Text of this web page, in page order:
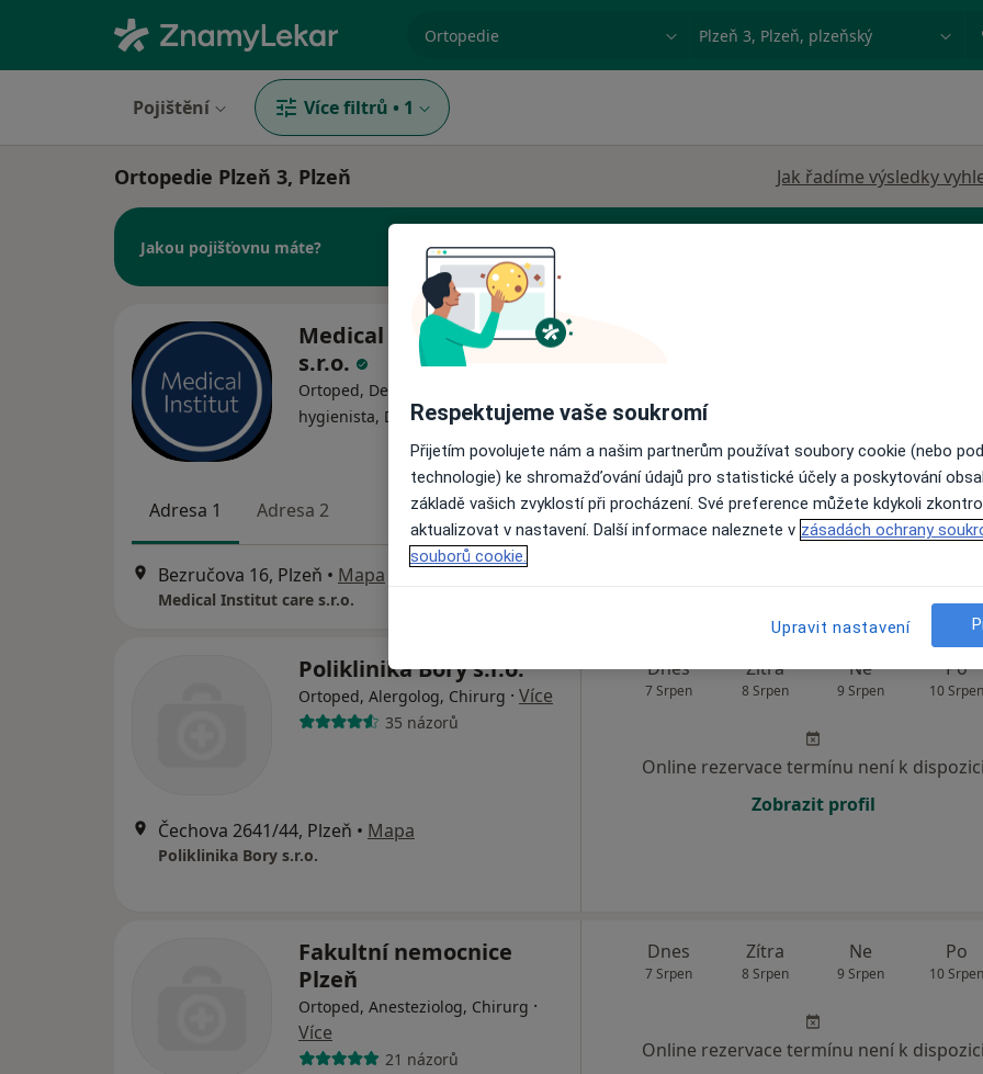
Město nebo region
Pojištění Více filtrů • 1
Ortopedie Plzeň 3, Plzeň Jak řadíme výsledky
Jakou pojišťovnu máte?
Medical Institut care
s.r.o.
Ortoped, Dentální hygienistka,
hygienista, Dermatolog·Více
Adresa 1 Adresa 2
Bezručova 16, Plzeň • Mapa
Medical Institut care s.r.o.
Zobrazit profil
Poliklinika Bory s.r.o.
Ortoped, Alergolog, Chirurg · Více
35 názorů
Čechova 2641/44, Plzeň • Mapa
Poliklinika Bory s.r.o.
Dnes
7 Srpen
Zítra
8 Srpen
Ne
9 Srpen
Po
10 Srpen
Online rezervace termínu není k dispozici
Zobrazit profil
Fakultní nemocnice
Plzeň
Ortoped, Anesteziolog, Chirurg ·
Více
21 názorů
Dnes
7 Srpen
Zítra
8 Srpen
Ne
9 Srpen
Po
10 Srpen
Online rezervace termínu není k dispozici
Respektujeme vaše soukromí
Přijetím povolujete nám a našim partnerům používat soubory cookie (nebo
technologie) ke shromažďování údajů pro statistické účely a poskytování
základě vašich zvyklostí při procházení. Své preference můžete kdykoli
aktualizovat v nastavení. Další informace naleznete v zásadách ochrany
souborů cookie.
Upravit nastavení